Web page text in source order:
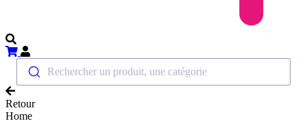
Rechercher un produit, une catégorie
Retour
Home